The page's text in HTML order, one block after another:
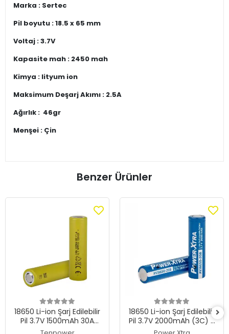
Marka : Sertec
Pil boyutu : 18.5 x 65 mm
Voltaj : 3.7V
Kapasite mah : 2450 mah
Kimya : lityum ion
Maksimum Deşarj Akımı : 2.5A
Ağırlık : 46gr
Menşei : Çin
Benzer Ürünler
18650 Li-ion Şarj Edilebilir
Pil 3.7V 1500mAh 30A
High-Drain-20C -
18650 Li-ion Şarj Edilebilir
Pil 3.7V 2000mAh (3C) -
Power-Xtra PX18650-20B